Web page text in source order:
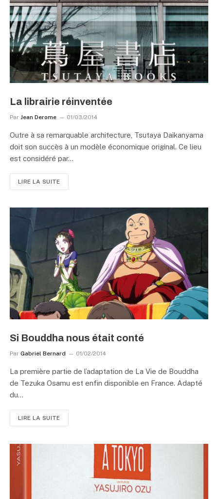
La librairie réinventée
Par Jean Derome 01/03/2014
Outre à sa remarquable architecture, Tsutaya Daikanyama
doit son succès à un modèle économique original. Ce lieu
est considéré par…
LIRE LA SUITE
Si Bouddha nous était conté
Par Gabriel Bernard 01/02/2014
La première partie de l’adaptation de La Vie de Bouddha
de Tezuka Osamu est enfin disponible en France. Adapté
du…
LIRE LA SUITE